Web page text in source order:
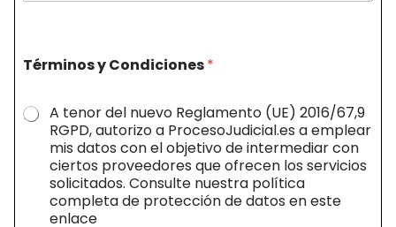
Términos y Condiciones*
A tenor del nuevo Reglamento (UE) 2016/67,9
RGPD, autorizo a ProcesoJudicial.es a emplear
mis datos con el objetivo de intermediar con
ciertos proveedores que ofrecen los servicios
solicitados. Consulte nuestra política
completa de protección de datos en este
enlace